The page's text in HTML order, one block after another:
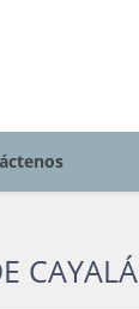
CAYALÁ